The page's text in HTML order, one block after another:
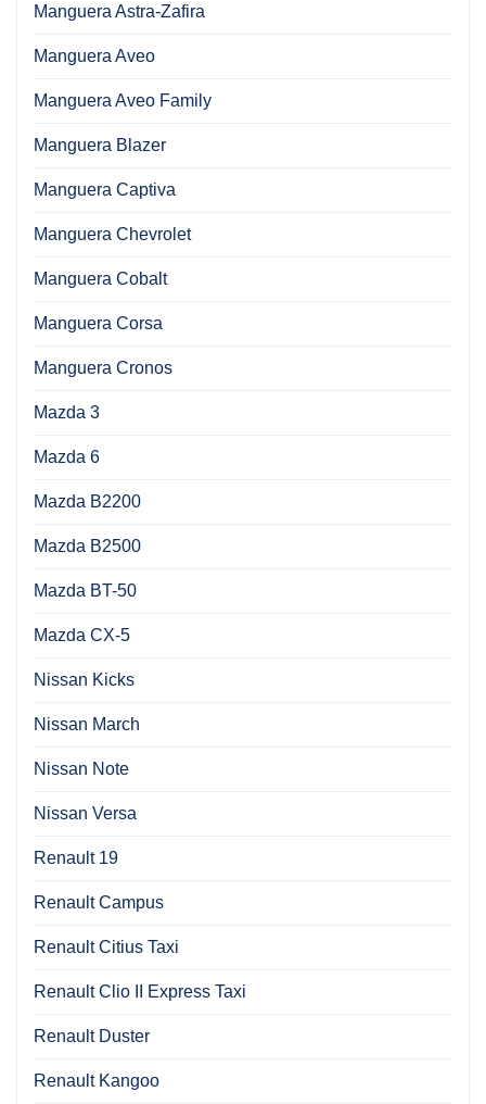
Manguera Astra-Zafira
Manguera Aveo
Manguera Aveo Family
Manguera Blazer
Manguera Captiva
Manguera Chevrolet
Manguera Cobalt
Manguera Corsa
Manguera Cronos
Mazda 3
Mazda 6
Mazda B2200
Mazda B2500
Mazda BT-50
Mazda CX-5
Nissan Kicks
Nissan March
Nissan Note
Nissan Versa
Renault 19
Renault Campus
Renault Citius Taxi
Renault Clio II Express Taxi
Renault Duster
Renault Kangoo